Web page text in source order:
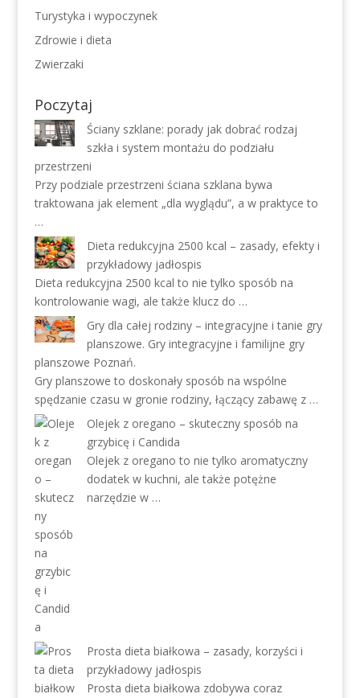
Turystyka i wypoczynek
Zdrowie i dieta
Zwierzaki
Poczytaj
Ściany szklane: porady jak dobrać rodzaj
szkła i system montażu do podziału
przestrzeni
Przy podziale przestrzeni ściana szklana bywa
traktowana jak element „dla wyglądu”, a w praktyce to
…
Dieta redukcyjna 2500 kcal – zasady, efekty i
przykładowy jadłospis
Dieta redukcyjna 2500 kcal to nie tylko sposób na
kontrolowanie wagi, ale także klucz do …
Gry dla całej rodziny – integracyjne i tanie gry
planszowe. Gry integracyjne i familijne gry
planszowe Poznań.
Gry planszowe to doskonały sposób na wspólne
spędzanie czasu w gronie rodziny, łączący zabawę z …
Olejek z oregano – skuteczny sposób na
grzybicę i Candida
Olejek z oregano to nie tylko aromatyczny
dodatek w kuchni, ale także potężne
narzędzie w …
Prosta dieta białkowa – zasady, korzyści i
przykładowy jadłospis
Prosta dieta białkowa zdobywa coraz